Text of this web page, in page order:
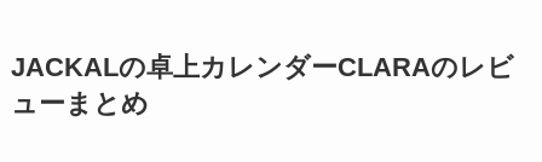
JACKALの卓上カレンダーCLARAのレビ
ューまとめ